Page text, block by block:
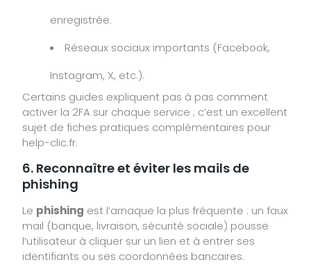
enregistrée.
Réseaux sociaux importants (Facebook,
Instagram, X, etc.).
Certains guides expliquent pas à pas comment
activer la 2FA sur chaque service ; c’est un excellent
sujet de fiches pratiques complémentaires pour
help-clic.fr.
6. Reconnaître et éviter les mails de
phishing
Le phishing est l’arnaque la plus fréquente : un faux
mail (banque, livraison, sécurité sociale) pousse
l’utilisateur à cliquer sur un lien et à entrer ses
identifiants ou ses coordonnées bancaires.